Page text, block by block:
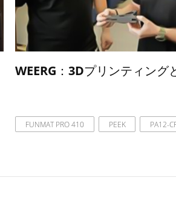
WEERG：3Dプリンティング
FUNMAT PRO 410 PEEK PA12-